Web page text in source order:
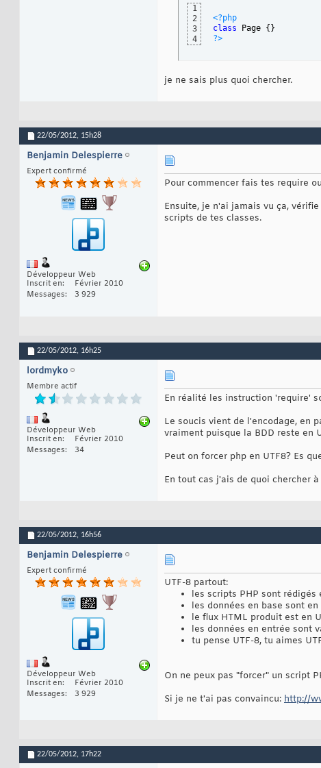
1
2
3
4
<?php
class Page { }
?>
je ne sais plus quoi chercher.
22/05/2012, 15h28
Benjamin Delespierre
Expert confirmé
Développeur Web
Inscrit en
Février 2010
Messages
3 929
Pour commencer fais tes require
Ensuite, je n'ai jamais vu ça,
scripts de tes classes.
22/05/2012, 16h25
lordmyko
Membre actif
Développeur Web
Inscrit en
Février 2010
Messages
34
En réalité les instruction 'require'
Le soucis vient de l'encodage, en
vraiment puisque la BDD reste en
Peut on forcer php en UTF8? Es
En tout cas j'ais de quoi chercher
22/05/2012, 16h56
Benjamin Delespierre
Expert confirmé
Développeur Web
Inscrit en
Février 2010
Messages
3 929
UTF-8 partout:
les scripts PHP sont rédigés
les données en base sont en
le flux HTML produit est en
les données en entrée sont
tu pense UTF-8, tu aimes
On ne peux pas "forcer" un script
Si je ne t'ai pas convaincu: http://
22/05/2012, 17h22